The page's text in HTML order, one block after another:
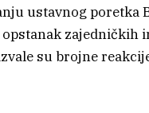
ustavnog poretka
zajedničkih
su brojne